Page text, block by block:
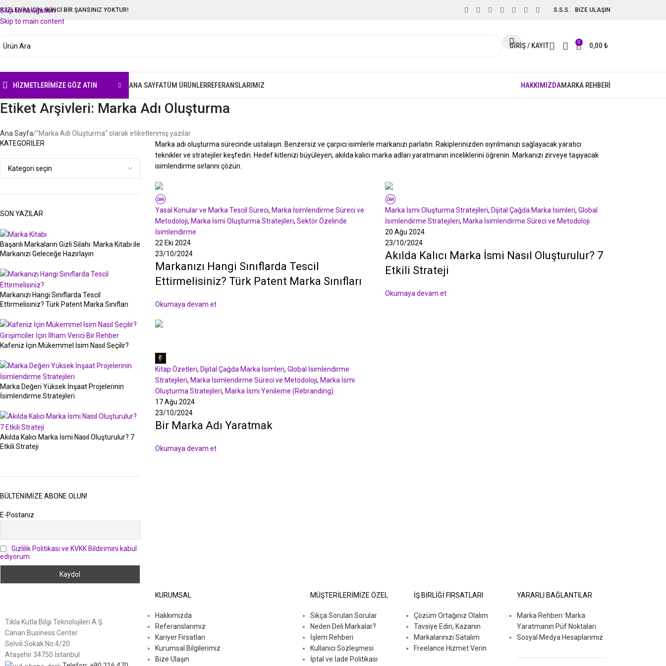
Skip to navigation
Skip to main content
İZLENİM İÇİN, İKİNCİ BİR ŞANSINIZ YOKTUR! S.S.S. BİZE ULAŞIN
GIRIŞ / KAYIT 0 0,00 ₺
HIZMETLERIMIZE GÖZ ATIN ANA SAYFATÜM ÜRÜNLERREFERANSLARIMIZ HAKKIMIZDAMARKA REHBERİ
Etiket Arşivleri: Marka Adı Oluşturma
Ana Sayfa "Marka Adı Oluşturma" olarak etiketlenmiş yazılar
KATEGORILER
SON YAZILAR
Başarılı Markaların Gizli Silahı: Marka Kitabı ile
Markanızı Geleceğe Hazırlayın
Markanızı Hangi Sınıflarda Tescil
Ettirmelisiniz? Türk Patent Marka Sınıfları
Kafeniz İçin Mükemmel İsim Nasıl Seçilir?
Marka Değeri Yüksek İnşaat Projelerinin
İsimlendirme Stratejileri
Akılda Kalıcı Marka İsmi Nasıl Oluşturulur? 7
Etkili Strateji
BÜLTENIMIZE ABONE OLUN!
E-Postanız
Gizlilik Politikası ve KVKK Bildirimini kabul
ediyorum.
Marka adı oluşturma sürecinde ustalaşın. Benzersiz ve çarpıcı isimlerle markanızı parlatın. Rakiplerinizden sıyrılmanızı sağlayacak yaratıcı
teknikler ve stratejiler keşfedin. Hedef kitlenizi büyüleyen, akılda kalıcı marka adları yaratmanın inceliklerini öğrenin. Markanızı zirveye taşıyacak
isimlendirme sırlarını çözün.
Yasal Konular ve Marka Tescil Süreci, Marka İsimlendirme Süreci ve
Metodoloji, Marka İsmi Oluşturma Stratejileri, Sektör Özelinde
İsimlendirme
22 Eki 2024
23/10/2024
Markanızı Hangi Sınıflarda Tescil
Ettirmelisiniz? Türk Patent Marka Sınıfları
Okumaya devam et
Marka İsmi Oluşturma Stratejileri,Dijital Çağda Marka İsimleri,Global
İsimlendirme Stratejileri,Marka İsimlendirme Süreci ve Metodoloji
20 Ağu 2024
23/10/2024
Akılda Kalıcı Marka İsmi Nasıl Oluşturulur? 7
Etkili Strateji
Okumaya devam et
Kitap Özetleri, Dijital Çağda Marka İsimleri, Global İsimlendirme
Stratejileri, Marka İsimlendirme Süreci ve Metodoloji, Marka İsmi
Oluşturma Stratejileri, Marka İsmi Yenileme (Rebranding)
17 Ağu 2024
23/10/2024
Bir Marka Adı Yaratmak
Okumaya devam et
Tıkla Kutla Bilgi Teknolojileri A.Ş.
Canan Business Center
Selvili Sokak No:4/20
Ataşehir 34750 İstanbul
KURUMSAL
Hakkımızda
Referanslarımız
Kariyer Fırsatları
Kurumsal Bilgilerimiz
Bize Ulaşın
MÜŞTERİLERİMİZE ÖZEL
Sıkça Sorulan Sorular
Neden Deli Markalar?
İşlem Rehberi
Kullanıcı Sözleşmesi
İptal ve İade Politikası
İŞ BİRLİĞİ FIRSATLARI
Çözüm Ortağınız Olalım
Tavsiye Edin, Kazanın
Markalarınızı Satalım
Freelance Hizmet Verin
YARARLI BAĞLANTILAR
Marka Rehberi: Marka
Yaratmanın Püf Noktaları
Sosyal Medya Hesaplarımız